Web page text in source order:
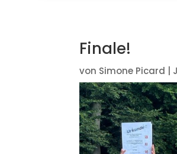
Finale!
von Simone Picard |